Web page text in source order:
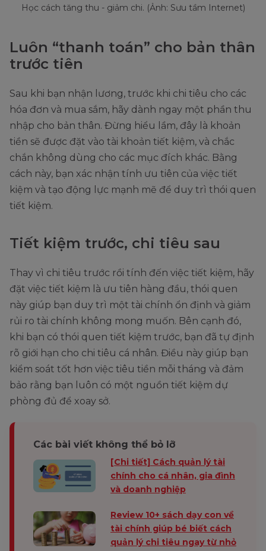
Học cách tăng thu - giảm chi. (Ảnh: Sưu tầm Internet)
Luôn “thanh toán” cho bản thân
trước tiên
Sau khi bạn nhận lương, trước khi chi tiêu cho các
hóa đơn và mua sắm, hãy dành ngay một phần thu
nhập cho bản thân. Đừng hiểu lầm, đây là khoản
tiền sẽ được đặt vào tài khoản tiết kiệm, và chắc
chắn không dùng cho các mục đích khác. Bằng
cách này, bạn xác nhận tính ưu tiên của việc tiết
kiệm và tạo động lực mạnh mẽ để duy trì thói quen
tiết kiệm.
Tiết kiệm trước, chi tiêu sau
Thay vì chi tiêu trước rồi tính đến việc tiết kiệm, hãy
đặt việc tiết kiệm là ưu tiên hàng đầu, thói quen
này giúp bạn duy trì một tài chính ổn định và giảm
rủi ro tài chính không mong muốn. Bên cạnh đó,
khi bạn có thói quen tiết kiệm trước, bạn đã tự định
rõ giới hạn cho chi tiêu cá nhân. Điều này giúp bạn
kiểm soát tốt hơn việc tiêu tiền mỗi tháng và đảm
bảo rằng bạn luôn có một nguồn tiết kiệm dự
phòng đủ để xoay sở.
Các bài viết không thể bỏ lỡ
[Chi tiết] Cách quản lý tài
chính cho cá nhân, gia đình
và doanh nghiệp
Review 10+ sách dạy con về
tài chính giúp bé biết cách
quản lý chi tiêu ngay từ nhỏ